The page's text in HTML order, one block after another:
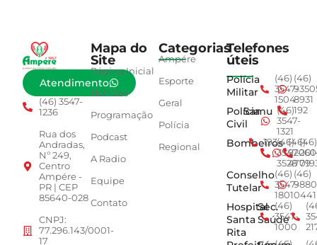
Atendimento
(46) 3547-
1236
Rua dos
Andradas,
Nº 249,
Centro
Ampére -
PR | CEP
85640-028
CNPJ:
77.296.143/0001-
17
Mapa do
Site
Página Inicial
Notícias
Programação
Podcast
A Radio
Equipe
Contato
Categorias
Ampére
Esporte
Geral
Polícia
Regional
Telefones
úteis
Polícia
Militar
(46)
3547-
1504
(46)
8931
Polícia
Civil
Samu (46)
3547-
1321
192
Bombeiros
193(46)
3547-
3528
(46)
4779
(46)
Conselho
Tutelar
(46)
3547-
1801
(46)
0441
Hospital
Santa
Rita
Sec.
Saúde
(46)
3547-
1000